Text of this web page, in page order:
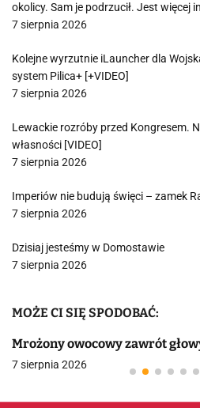
okolicy. Sam je podrzucił. Jest więcej
7 sierpnia 2026
Kolejne wyrzutnie iLauncher dla
system Pilica+ [+VIDEO]
7 sierpnia 2026
Lewackie rozróby przed Kongresem.
własności [VIDEO]
7 sierpnia 2026
Imperiów nie budują święci – zamek
7 sierpnia 2026
Dzisiaj jesteśmy w Domostawie
7 sierpnia 2026
MOŻE CI SIĘ SPODOBAĆ:
Mrożony owocowy zawrót
7 sierpnia 2026